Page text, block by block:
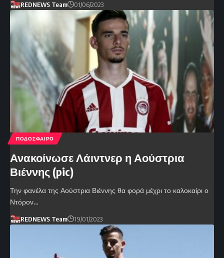
REDNEWS Team 01/06/2023
ΠΟΔΟΣΦΑΙΡΟ
Ανακοίνωσε Λάιντνερ η Αούστρια
Βιέννης (pic)
Την φανέλα της Αούστρια Βιέννης θα φορά μέχρι το καλοκαίρι ο
Ντόρον…
REDNEWS Team 19/01/2023